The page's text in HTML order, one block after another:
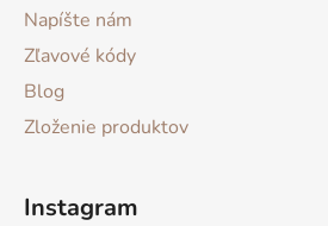
Napíšte nám
Zľavové kódy
Blog
Zloženie produktov
Instagram